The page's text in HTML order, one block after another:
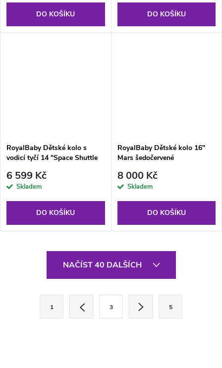
DO KOŠÍKU DO KOŠÍKU
RoyalBaby Dětské kolo s
vodicí tyčí 14 "Space Shuttle
6 599 Kč
Skladem
DO KOŠÍKU
RoyalBaby Dětské kolo 16"
Mars šedočervené
8 000 Kč
Skladem
DO KOŠÍKU
NAČÍST 40 DALŠÍCH
1 3 5